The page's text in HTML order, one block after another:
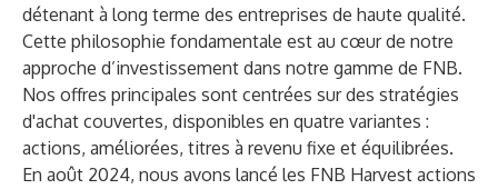
détenant à long terme des entreprises de haute qualité.
Cette philosophie fondamentale est au cœur de notre
approche d’investissement dans notre gamme de FNB.
Nos offres principales sont centrées sur des stratégies
d'achat couvertes, disponibles en quatre variantes :
actions, améliorées, titres à revenu fixe et équilibrées.
En août 2024, nous avons lancé les FNB Harvest actions